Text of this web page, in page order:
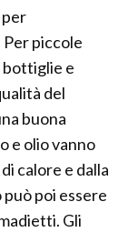
per
piccole
bottiglie e
del
buona
e olio vanno
calore e dalla
poi essere
Gli